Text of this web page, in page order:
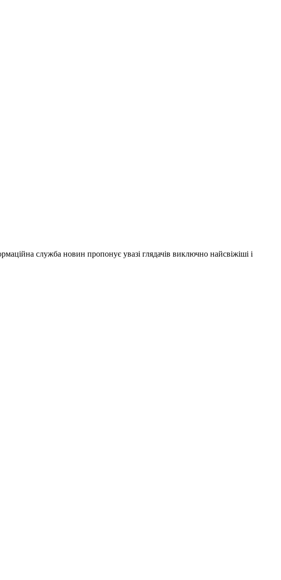
служба новин пропонує увазі глядачів виключно найсвіжіші і